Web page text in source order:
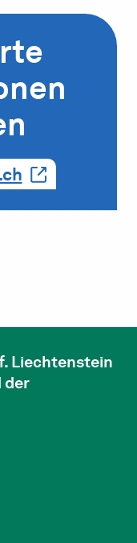
Liechtenstein
der